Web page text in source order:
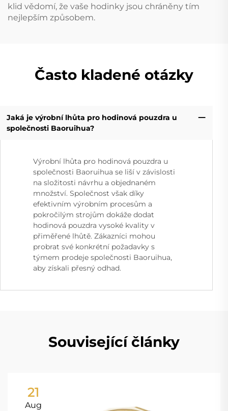
klid vědomí, že vaše hodinky jsou chráněny tím
nejlepším způsobem.
Často kladené otázky
Jaká je výrobní lhůta pro hodinová pouzdra u
společnosti Baoruihua?
Výrobní lhůta pro hodinová pouzdra u
společnosti Baoruihua se liší v závislosti
na složitosti návrhu a objednaném
množství. Společnost však díky
efektivním výrobním procesům a
pokročilým strojům dokáže dodat
hodinová pouzdra vysoké kvality v
přiměřené lhůtě. Zákazníci mohou
probrat své konkrétní požadavky s
týmem prodeje společnosti Baoruihua,
aby získali přesný odhad.
Související články
21
Aug